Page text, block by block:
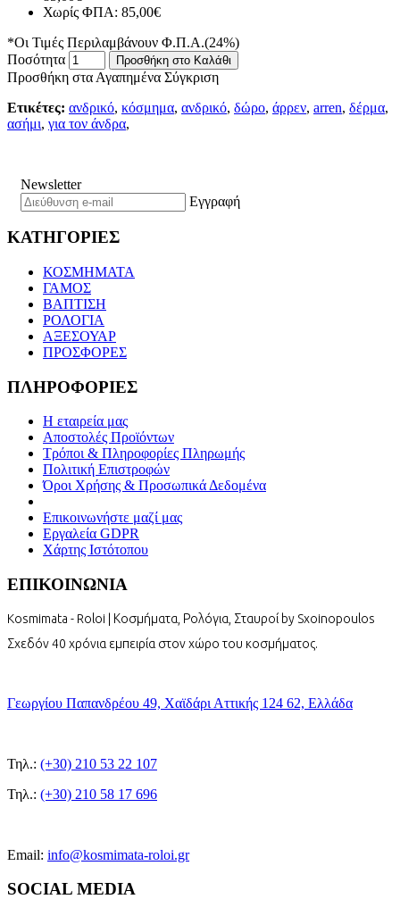
Χωρίς ΦΠΑ: 85,00€
*Οι Τιμές Περιλαμβάνουν Φ.Π.Α.(24%)
Ποσότητα
Προσθήκη στο Καλάθι
Προσθήκη στα Αγαπημένα Σύγκριση
Ετικέτες: ανδρικό, κόσμημα, ανδρικό, δώρο, άρρεν, arren, δέρμα,
ασήμι, για τον άνδρα,
Newsletter
Εγγραφή
ΚΑΤΗΓΟΡΙΕΣ
ΚΟΣΜΗΜΑΤΑ
ΓΑΜΟΣ
ΒΑΠΤΙΣΗ
ΡΟΛΟΓΙΑ
ΑΞΕΣΟΥΑΡ
ΠΡΟΣΦΟΡΕΣ
ΠΛΗΡΟΦΟΡΙΕΣ
Η εταιρεία μας
Αποστολές Προϊόντων
Τρόποι & Πληροφορίες Πληρωμής
Πολιτική Επιστροφών
Όροι Χρήσης & Προσωπικά Δεδομένα
Επικοινωνήστε μαζί μας
Εργαλεία GDPR
Χάρτης Ιστότοπου
ΕΠΙΚΟΙΝΩΝΙΑ
Kosmimata - Roloi | Κοσμήματα, Ρολόγια, Σταυροί by Sxoinopoulos
Σχεδόν 40 χρόνια εμπειρία στον χώρο του κοσμήματος.
Γεωργίου Παπανδρέου 49, Χαϊδάρι Αττικής 124 62, Ελλάδα
Τηλ.: (+30) 210 53 22 107
Τηλ.: (+30) 210 58 17 696
Email: info@kosmimata-roloi.gr
SOCIAL MEDIA